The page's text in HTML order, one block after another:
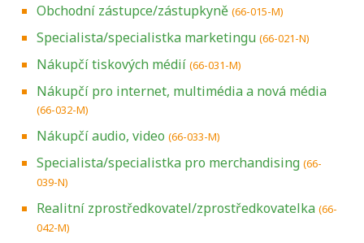
Obchodní zástupce/zástupkyně (66-015-M)
Specialista/specialistka marketingu (66-021-N)
Nákupčí tiskových médií (66-031-M)
Nákupčí pro internet, multimédia a nová média
(66-032-M)
Nákupčí audio, video (66-033-M)
Specialista/specialistka pro merchandising (66-
039-N)
Realitní zprostředkovatel/zprostředkovatelka (66-
042-M)